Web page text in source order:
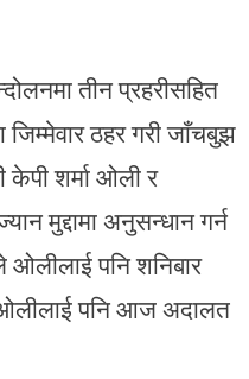
तीन प्रहरीसहित
ठहर गरी जाँचबुझ
शर्मा ओली र
मुद्दामा अनुसन्धान गर्न
ओलीलाई पनि शनिबार
पनि आज अदालत